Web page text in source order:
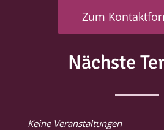
Zum
Nächste
Keine Veranstaltungen